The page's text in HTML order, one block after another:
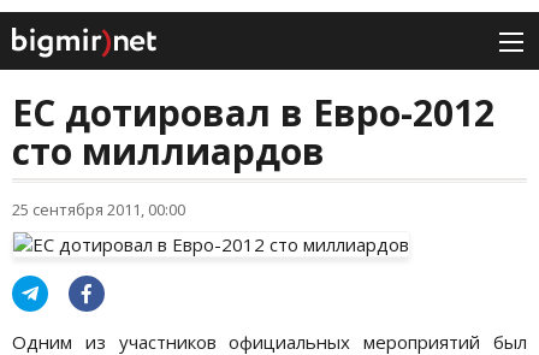
ЕС дотировал в Евро-2012
сто миллиардов
25 сентября 2011, 00:00
Одним из участников официальных мероприятий был